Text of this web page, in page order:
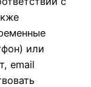
или
email